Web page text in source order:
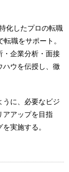
化したプロの転職
職をサポート。
・企業分析・面接
ハウを伝授し、徹
うに、必要なビジ
アアップを目指
実施する。